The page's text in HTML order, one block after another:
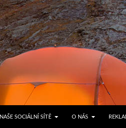
NAŠE SOCIÁLNÍ SÍTĚ O NÁS